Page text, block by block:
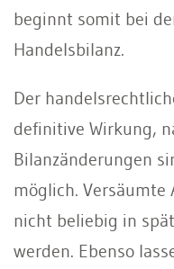
beginnt somit bei
Handelsbilanz.
Der
definitive Wirkung,
Bilanzänderungen
möglich. Versäumte
nicht beliebig in
werden. Ebenso